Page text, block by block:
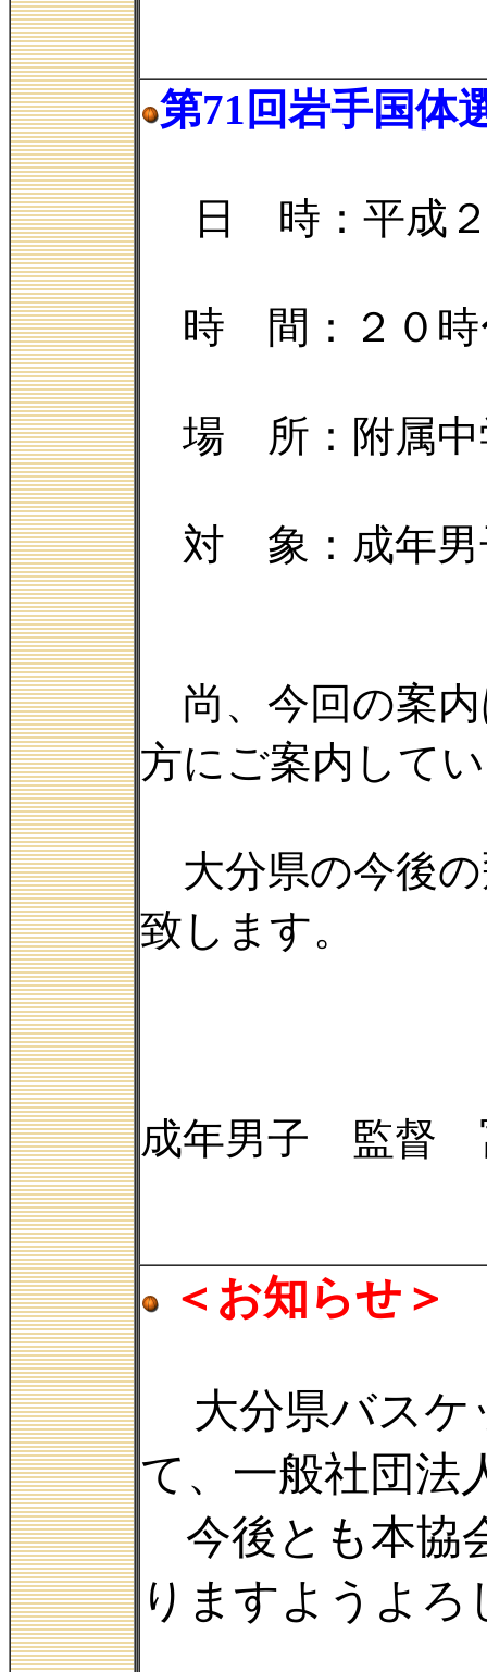
第71回岩手国体
日 時：平成
時 間：２０時
場 所：附属中
対 象：成年男
尚、今回の案内
方にご案内して
大分県の今後の
致します。
成年男子 監督
＜お知らせ＞
大分県バス
て、一般社団法
今後とも本協
りますようよ